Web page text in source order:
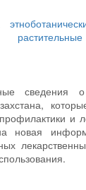
сведения о
и
новая